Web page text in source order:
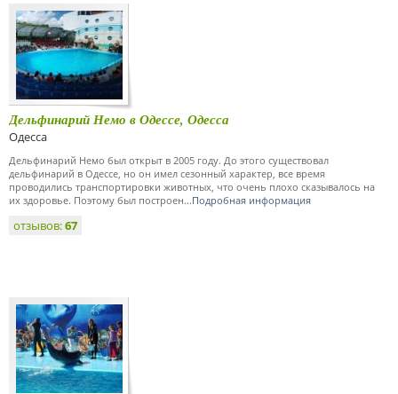
Дельфинарий Немо в Одессе, Одесса
Одесса
Дельфинарий Немо был открыт в 2005 году. До этого существовал
дельфинарий в Одессе, но он имел сезонный характер, все время
проводились транспортировки животных, что очень плохо сказывалось на
их здоровье. Поэтому был построен...Подробная информация
отзывов:67